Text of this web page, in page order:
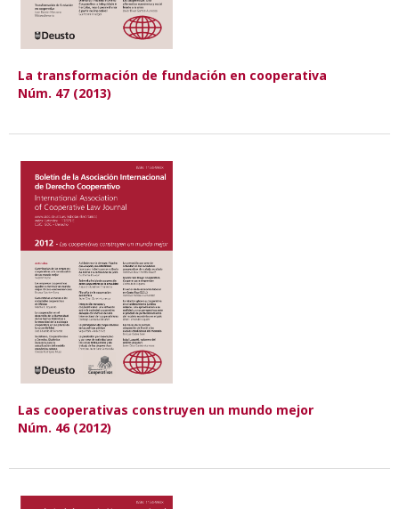
La transformación de fundación en cooperativa
Núm. 47 (2013)
Las cooperativas construyen un mundo mejor
Núm. 46 (2012)